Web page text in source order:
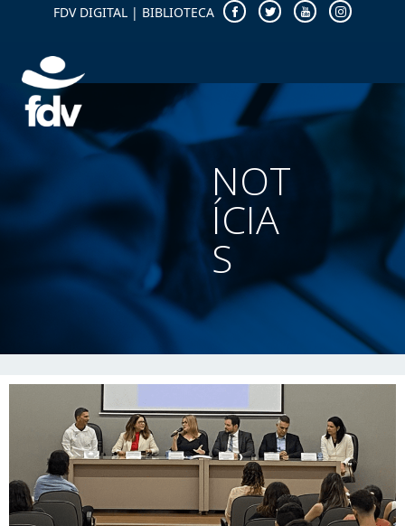
FDV DIGITAL | BIBLIOTECA
NOT
ÍCIA
S